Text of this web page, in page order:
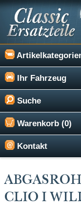
Ihr Fahrzeug
Suche
Warenkorb (0)
Kontakt
CLIO I